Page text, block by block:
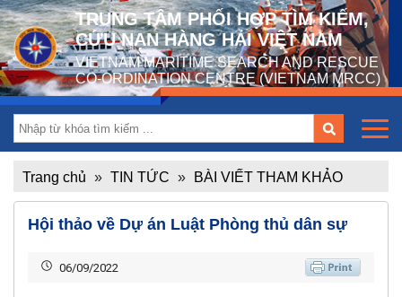
TRUNG TÂM PHỐI HỢP TÌM KIẾM,
CỨU NẠN HÀNG HẢI VIỆT NAM
VIETNAM MARITIME SEARCH AND RESCUE
CO-ORDINATION CENTRE (VIETNAM MRCC)
Trang chủ » TIN TỨC » BÀI VIẾT THAM KHẢO
Hội thảo về Dự án Luật Phòng thủ dân sự
06/09/2022